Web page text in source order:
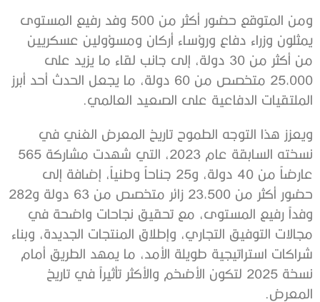
ومن المتوقع حضور أكثر من 500 وفد رفيع المستوى
يمثلون وزراء دفاع ورؤساء أركان ومسؤولين عسكريين
من أكثر من 30 دولة، إلى جانب لقاء ما يزيد على
25,000 متخصص من 60 دولة، ما يجعل الحدث أحد أبرز
الملتقيات الدفاعية على الصعيد العالمي.
ويعزز هذا التوجه الطموح تاريخ المعرض الغني في
نسخته السابقة عام 2023، التي شهدت مشاركة 565
عارضاً من 40 دولة، و25 جناحاً وطنياً، إضافة إلى
حضور أكثر من 23,500 زائر متخصص من 63 دولة و282
وفداً رفيع المستوى، مع تحقيق نجاحات واضحة في
مجالات التوفيق التجاري، وإطلاق المنتجات الجديدة، وبناء
شراكات استراتيجية طويلة الأمد، ما يمهد الطريق أمام
نسخة 2025 لتكون الأضخم والأكثر تأثيراً في تاريخ
المعرض.